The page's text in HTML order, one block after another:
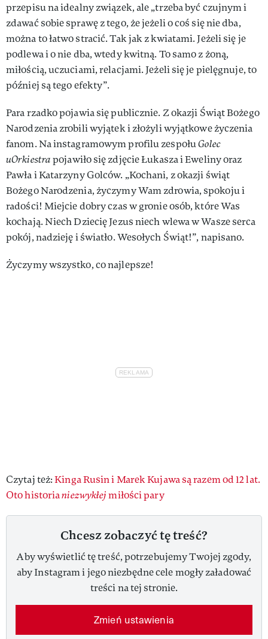
przepisu na idealny związek, ale „trzeba być czujnym i
zdawać sobie sprawę z tego, że jeżeli o coś się nie dba,
można to łatwo stracić. Tak jak z kwiatami. Jeżeli się je
podlewa i o nie dba, wtedy kwitną. To samo z żoną,
miłością, uczuciami, relacjami. Jeżeli się je pielęgnuje, to
później są tego efekty”.
Para rzadko pojawia się publicznie. Z okazji Świąt Bożego
Narodzenia zrobili wyjątek i złożyli wyjątkowe życzenia
fanom. Na instagramowym profilu zespołuGolec
uOrkiestrapojawiło się zdjęcie Łukasza i Eweliny oraz
Pawła i Katarzyny Golców. „Kochani, z okazji świąt
Bożego Narodzenia, życzymy Wam zdrowia, spokoju i
radości! Miejcie dobry czas w gronie osób, które Was
kochają. Niech Dziecię Jezus niech wlewa w Wasze serca
pokój, nadzieję i światło. Wesołych Świąt!”, napisano.
Życzymy wszystko, co najlepsze!
Czytaj też:Kinga Rusin i Marek Kujawa są razem od 12 lat.
Oto historianiezwykłejmiłości pary
Chcesz zobaczyć tę treść?
Aby wyświetlić tę treść, potrzebujemy Twojej zgody,
aby Instagram i jego niezbędne cele mogły załadować
treści na tej stronie.
Zmień ustawienia